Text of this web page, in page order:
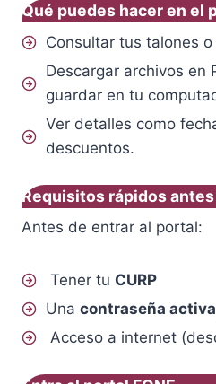
Qué puedes hacer en el
Consultar tus talones
Descargar archivos en
guardar en tu
Ver detalles como
descuentos.
Requisitos rápidos
Antes de entrar al portal:
Tener tu CURP
Una contraseña activa
Acceso a internet